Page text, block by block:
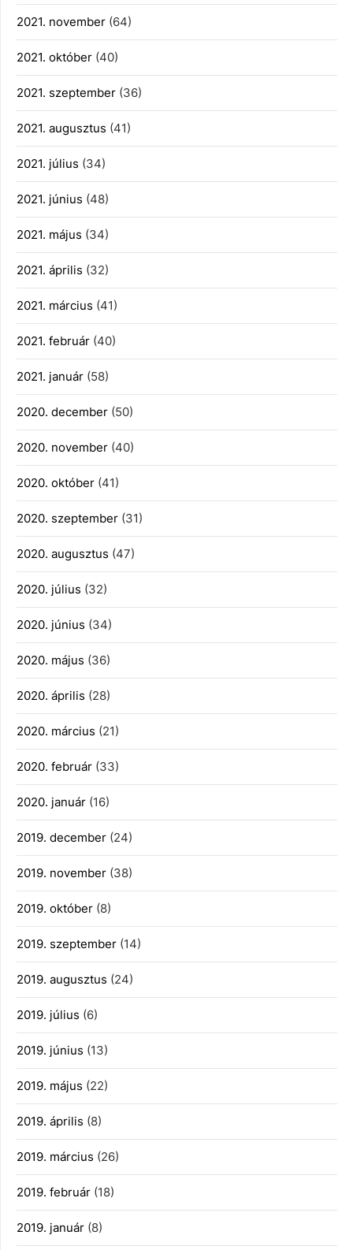
2021. november (64)
2021. október (40)
2021. szeptember (36)
2021. augusztus (41)
2021. július (34)
2021. június (48)
2021. május (34)
2021. április (32)
2021. március (41)
2021. február (40)
2021. január (58)
2020. december (50)
2020. november (40)
2020. október (41)
2020. szeptember (31)
2020. augusztus (47)
2020. július (32)
2020. június (34)
2020. május (36)
2020. április (28)
2020. március (21)
2020. február (33)
2020. január (16)
2019. december (24)
2019. november (38)
2019. október (8)
2019. szeptember (14)
2019. augusztus (24)
2019. július (6)
2019. június (13)
2019. május (22)
2019. április (8)
2019. március (26)
2019. február (18)
2019. január (8)